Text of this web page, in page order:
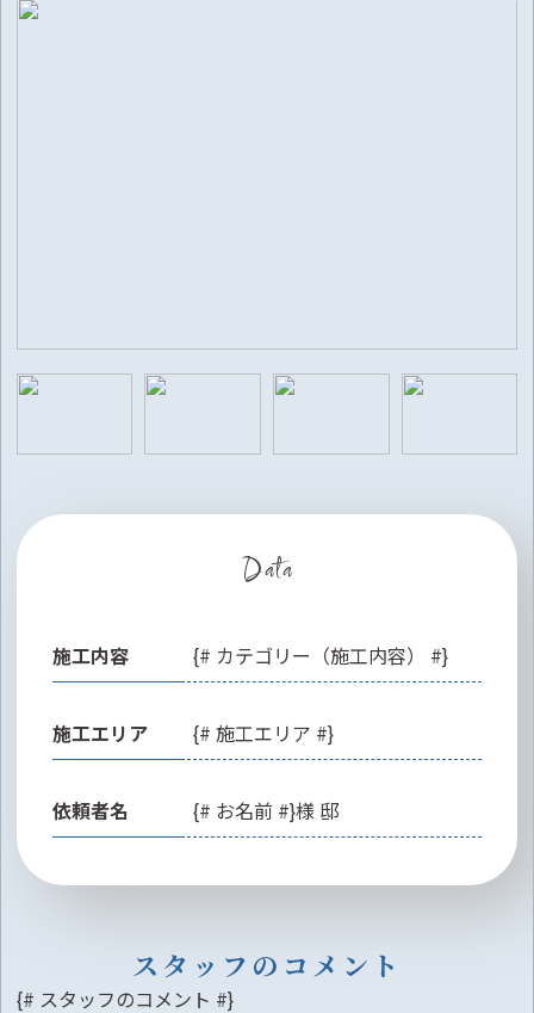
Data
施工内容 {# カテゴリー（施工内容） #}
施工エリア {# 施工エリア #}
依頼者名 {# お名前 #}様 邸
スタッフのコメント
{# スタッフのコメント #}